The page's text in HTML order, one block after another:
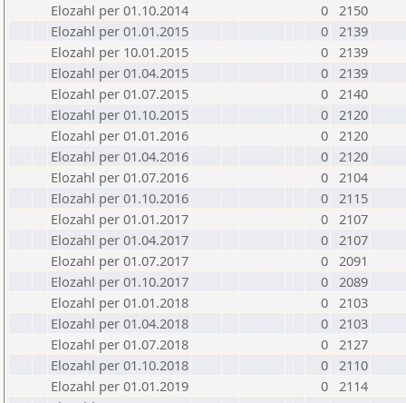
Elozahl per 01.10.2014
0 2150
Elozahl per 01.01.2015
0 2139
Elozahl per 10.01.2015
0 2139
Elozahl per 01.04.2015
0 2139
Elozahl per 01.07.2015
0 2140
Elozahl per 01.10.2015
0 2120
Elozahl per 01.01.2016
0 2120
Elozahl per 01.04.2016
0 2120
Elozahl per 01.07.2016
0 2104
Elozahl per 01.10.2016
0 2115
Elozahl per 01.01.2017
0 2107
Elozahl per 01.04.2017
0 2107
Elozahl per 01.07.2017
0 2091
Elozahl per 01.10.2017
0 2089
Elozahl per 01.01.2018
0 2103
Elozahl per 01.04.2018
0 2103
Elozahl per 01.07.2018
0 2127
Elozahl per 01.10.2018
0 2110
Elozahl per 01.01.2019
0 2114